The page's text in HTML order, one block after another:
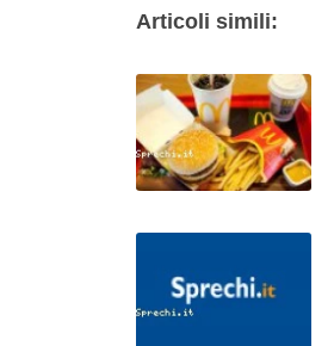
Articoli simili: